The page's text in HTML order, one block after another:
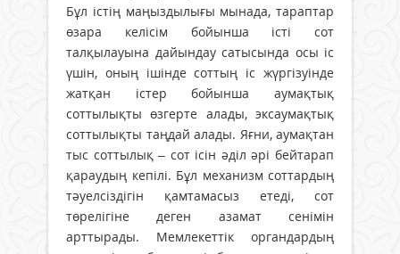
Бұл істің маңыздылығы мынада, тараптар
өзара келісім бойынша істі сот
талқылауына дайындау сатысында осы іс
үшін, оның ішінде соттың іс жүргізуінде
жатқан істер бойынша аумақтық
соттылықты өзгерте алады, эксаумақтық
соттылықты таңдай алады. Яғни, аумақтан
тыс соттылық – сот ісін әділ әрі бейтарап
қараудың кепілі. Бұл механизм соттардың
тәуелсіздігін қамтамасыз етеді, сот
төрелігіне деген азамат сенімін
арттырады. Мемлекеттік органдардың